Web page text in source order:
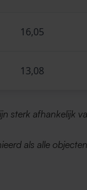
16,05
13,08
sterk afhankelijk
als alle